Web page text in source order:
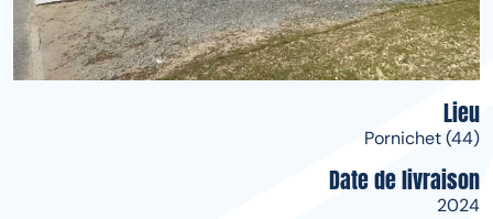
Lieu
Pornichet (44)
Date de livraison
2024